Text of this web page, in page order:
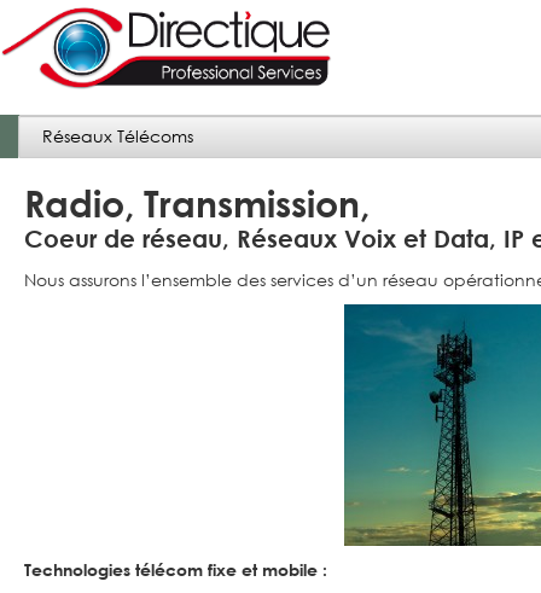
Radio, Transmission,
Coeur de réseau, Réseaux Voix et Data,
Nous assurons l’ensemble des services d’un réseau
Technologies télécom fixe et mobile :